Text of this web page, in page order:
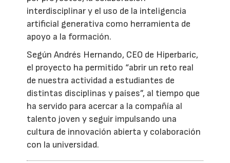
interdisciplinar y el uso de la inteligencia
artificial generativa como herramienta de
apoyo a la formación.
Según Andrés Hernando, CEO de Hiperbaric,
el proyecto ha permitido “abrir un reto real
de nuestra actividad a estudiantes de
distintas disciplinas y países”, al tiempo que
ha servido para acercar a la compañía al
talento joven y seguir impulsando una
cultura de innovación abierta y colaboración
con la universidad.